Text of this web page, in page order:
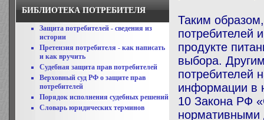
БИБЛИОТЕКА ПОТРЕБИТЕЛЯ
Защита потребителей - сведения из
истории
Претензия потребителя - как написать
и как вручить
Судебная защита прав потребителей
Верховный суд РФ о защите прав
потребителей
Порядок исполнения судебных решений
Словарь юридических терминов
Таким
потребителей
продукте
выбора.
потребителей
информации в
10 Закона РФ
нормативными